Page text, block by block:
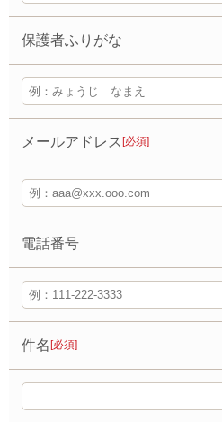
保護者ふりがな
メールアドレス [必須]
電話番号
件名 [必須]